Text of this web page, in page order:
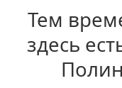
Тем
здесь